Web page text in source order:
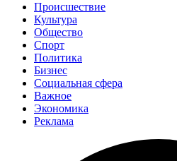
Происшествие
Культура
Общество
Спорт
Политика
Бизнес
Социальная сфера
Важное
Экономика
Реклама